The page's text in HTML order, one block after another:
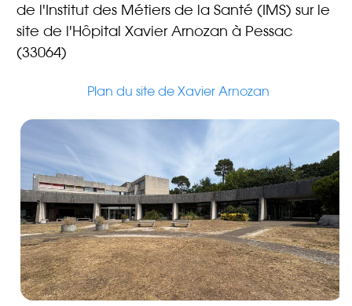
de l'Institut des Métiers de la Santé (IMS) sur le
site de l'Hôpital Xavier Arnozan à Pessac
(33064)
Plan du site de Xavier Arnozan